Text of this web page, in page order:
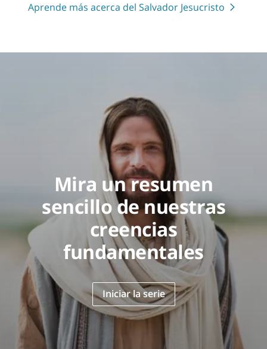
Aprende más acerca del Salvador Jesucristo
Mira un resumen
sencillo de nuestras
creencias
fundamentales
Iniciar la serie